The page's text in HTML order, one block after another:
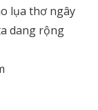
lụa thơ ngây
dang rộng